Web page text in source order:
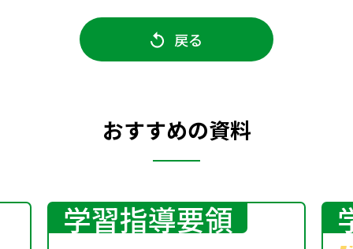
戻る
おすすめの資料
学習指導要領